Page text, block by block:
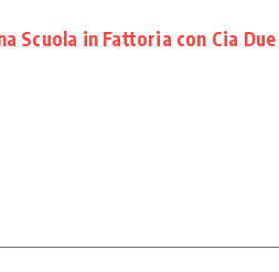
Scuola in Fattoria con Cia